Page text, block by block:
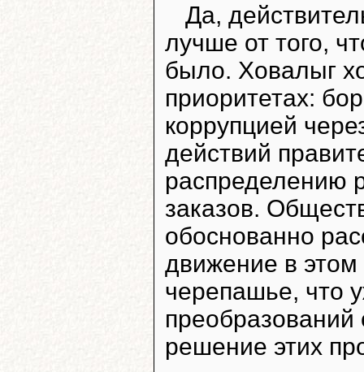
Да,
лучше от того,
было. Ховалыг
приоритетах:
коррупцией
действий
распределению
заказов.
обоснованно
движение в этом
черепашье, что
решение этих